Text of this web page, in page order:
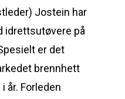
Jostein har
idrettsutøvere på
er det
brennhett
år. Forleden